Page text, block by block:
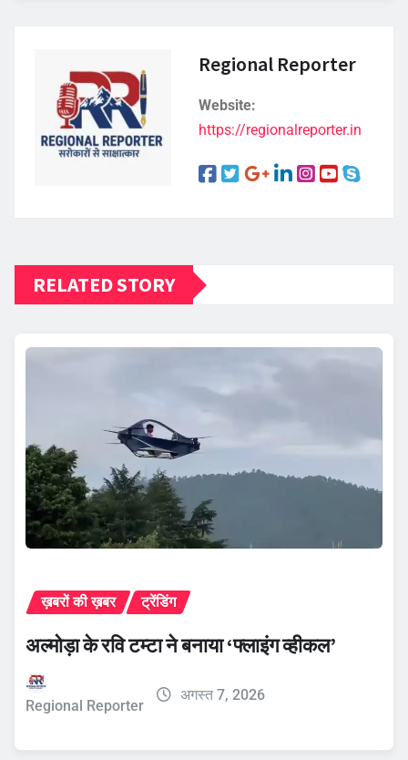
Regional Reporter
Website:
https://regionalreporter.in
RELATED STORY
ख़बरों की ख़बर ट्रेंडिंग
अल्मोड़ा के रवि टम्टा ने बनाया ‘फ्लाइंग व्हीकल’
Regional Reporter
अगस्त 7, 2026